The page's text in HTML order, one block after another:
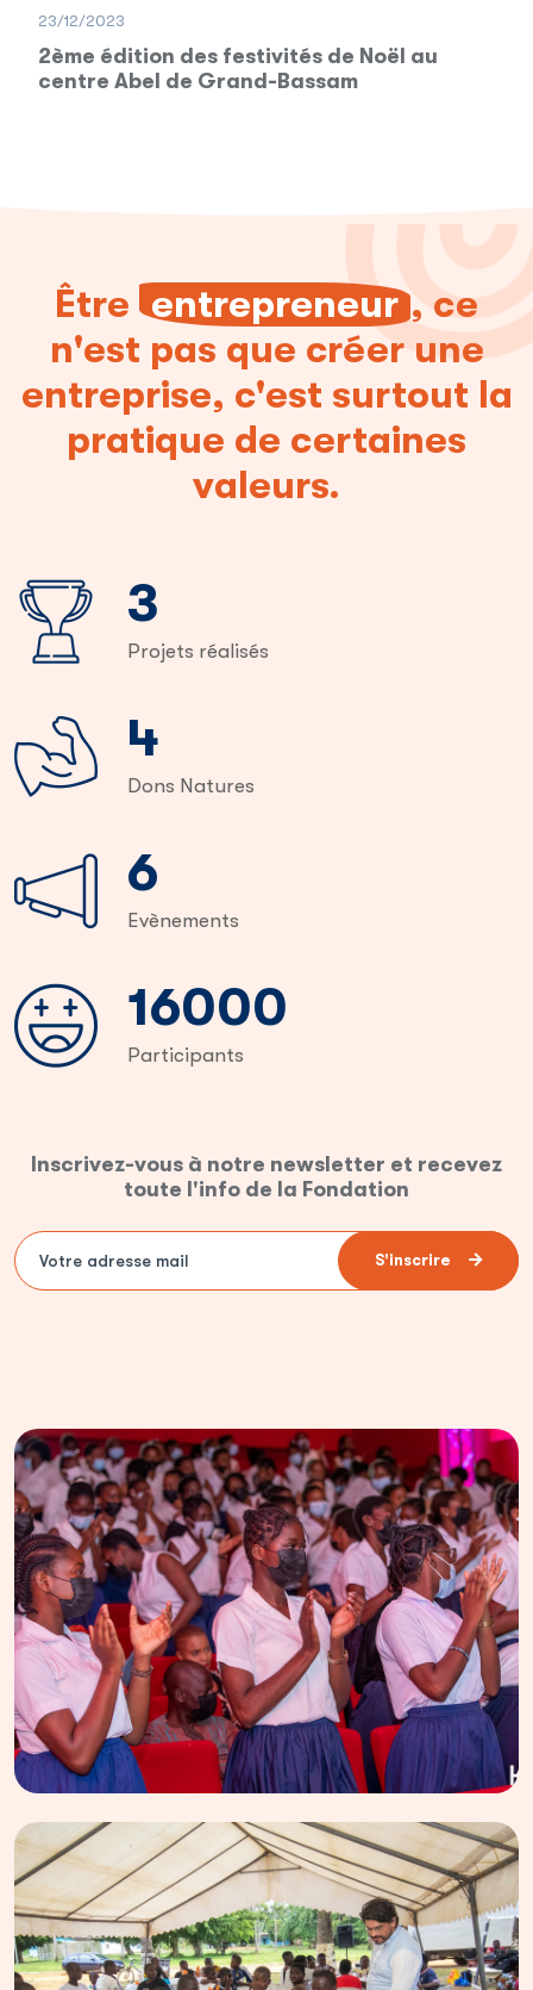
23/12/2023
2ème édition des festivités de Noël au
centre Abel de Grand-Bassam
Être entrepreneur , ce
n'est pas que créer une
entreprise, c'est surtout la
pratique de certaines
valeurs.
6
Projets réalisés
8
Dons Natures
13
Evènements
33000
Participants
Inscrivez-vous à notre newsletter et recevez
toute l'info de la Fondation
S'inscrire